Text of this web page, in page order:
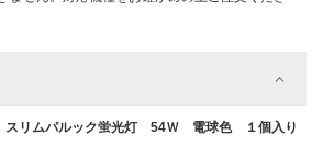
スリムパルック蛍光灯 54Ｗ 電球色 １個入り